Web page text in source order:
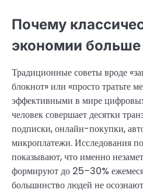
Почему
экономии
Традиционные советы вроде
блокнот» или «просто тратьте
эффективными в мире
человек совершает десятки
подписки, онлайн-покупки,
микроплатежи. Исследования
показывают, что именно
формируют до 25–30%
большинство людей не